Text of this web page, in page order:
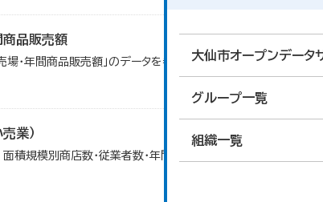
大仙市オープンデータ
グループ一覧
組織一覧
商品販売額
・年間商品販売額」のデータを参照しています。
業）
規模別商店数・従業者数・年間商品販売額（小売業）」のデータ